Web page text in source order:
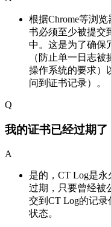
根据Chrome等浏
书必须至少被提交
中。这是为了确保
（防止单一日志
操作系统的要求）
问到证书记录）。
Q
我的证书已经过期
A
是的，CT Log是
过期，只要曾经被
交到CT Log的记
状态。